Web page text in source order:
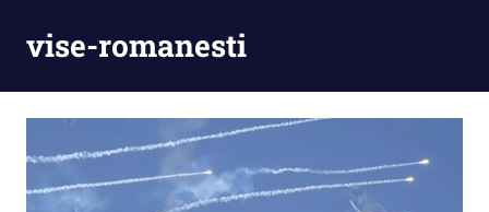
vise-romanesti